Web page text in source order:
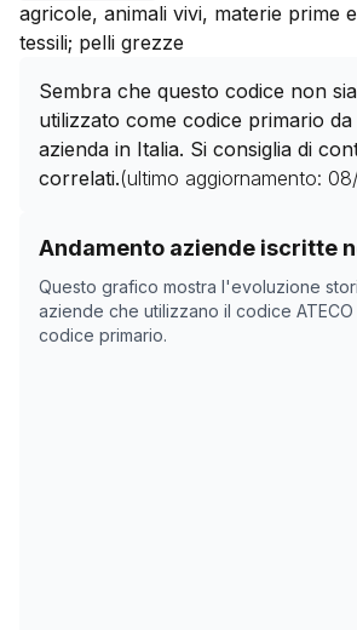
agricole, animali vivi, materie prime
tessili; pelli grezze
Sembra che questo codice non
utilizzato come codice primario
azienda in Italia. Si consiglia di
correlati.(ultimo aggiornamento:
Andamento aziende iscritte
Questo grafico mostra l'evoluzione
aziende che utilizzano il codice ATECO
codice primario.
Storico numero di aziende con
Data rilevazione
06/04/2025
22/05/2025